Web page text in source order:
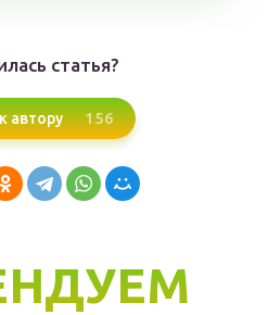
статья?
автору 156